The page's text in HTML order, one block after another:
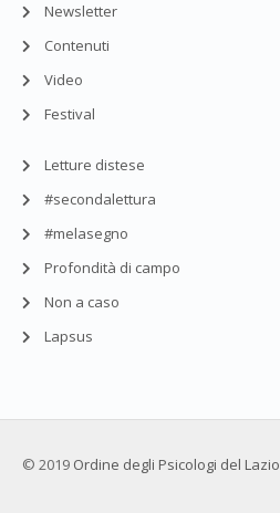
Newsletter
Contenuti
Video
Festival
Letture distese
#secondalettura
#melasegno
Profondità di campo
Non a caso
Lapsus
© 2019 Ordine degli Psicologi del Lazio